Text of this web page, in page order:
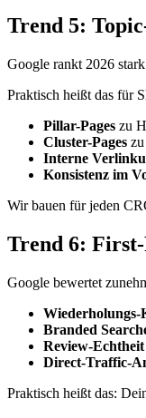
Trend 5:
Google rankt 2026
Praktisch heißt das für
Pillar-Pages zu
Cluster-Pages
Interne
Konsistenz im
Wir bauen für jeden
Trend 6:
Google bewertet
Wiederholungs-
Branded
Review-Echtheit
Direct-Traffic-
Praktisch heißt das: